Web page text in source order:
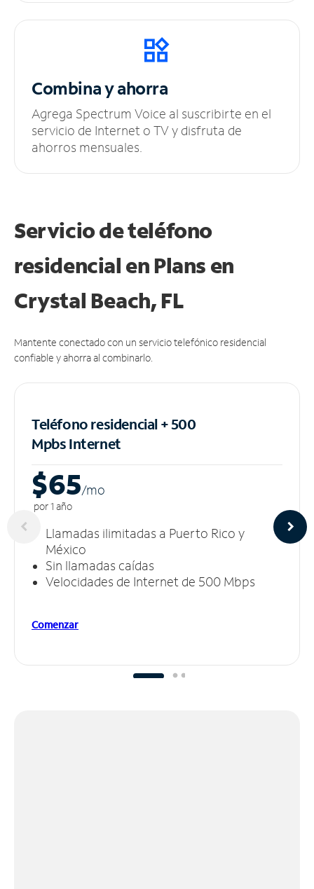
Combina y ahorra
Agrega Spectrum Voice al suscribirte en el
servicio de Internet o TV y disfruta de
ahorros mensuales.
Servicio de teléfono
residencial en Plans en
Crystal Beach, FL
Mantente conectado con un servicio telefónico residencial
confiable y ahorra al combinarlo.
Teléfono residencial + 500
MpbsInternet
$65/mo
por 1 año
Llamadas ilimitadas a Puerto Rico y
México
Sin llamadas caídas
Velocidades de Internet de 500 Mbps
Comenzar